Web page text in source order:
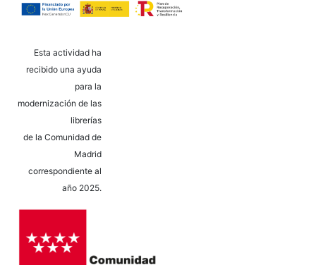
Esta actividad ha
recibido una ayuda
para la
modernización de las
librerías
de la Comunidad de
Madrid
correspondiente al
año 2025.